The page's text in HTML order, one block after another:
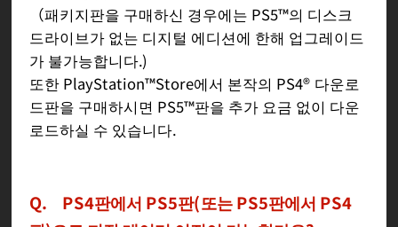
（패키지판을 구매하신 경우에는 PS5™의 디스크
드라이브가 없는 디지털 에디션에 한해 업그레이드
가 불가능합니다.)
또한 PlayStation™Store에서 본작의 PS4® 다운로
드판을 구매하시면 PS5™판을 추가 요금 없이 다운
로드하실 수 있습니다.
Q. PS4판에서 PS5판(또는 PS5판에서 PS4